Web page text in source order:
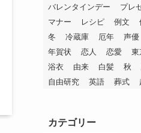
バレンタインデー
プレ
マナー
レシピ 例文
冬
冷蔵庫 厄年 声優
年賀状
恋人 恋愛
浴衣
由来 白髪 秋
自由研究
英語 葬式
カテゴリー